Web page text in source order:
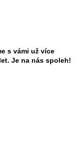
s vámi už více
Je na nás spoleh!